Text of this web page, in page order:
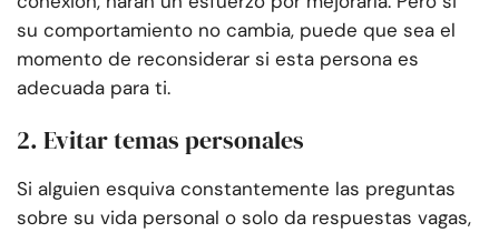
su comportamiento no cambia, puede que sea el
momento de reconsiderar si esta persona es
adecuada para ti.
2. Evitar temas personales
Si alguien esquiva constantemente las preguntas
sobre su vida personal o solo da respuestas vagas,